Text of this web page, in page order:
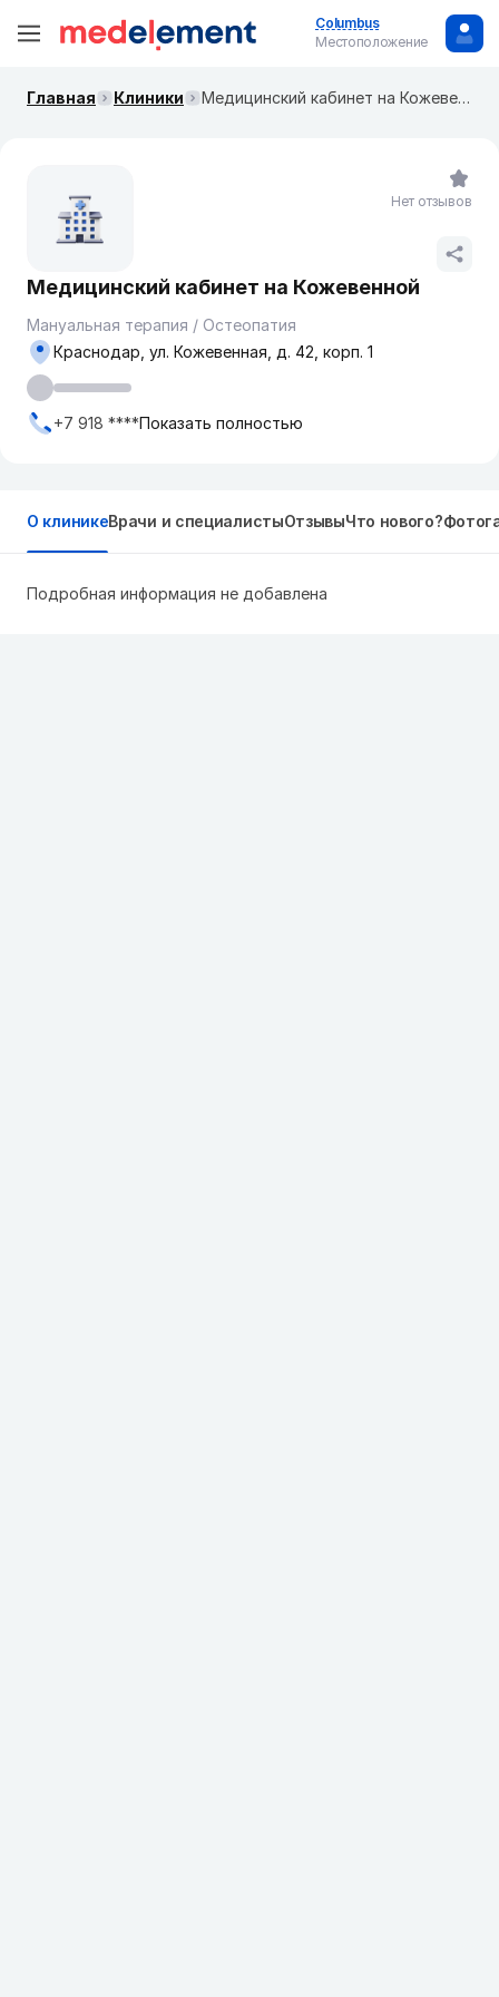
Columbus
Местоположение
Главная Клиники Медицинский кабинет на Кожевенной
Медицинский кабинет на Кожевенной
Мануальная терапия / Остеопатия
Краснодар, ул. Кожевенная, д. 42, корп. 1
+7 918 ****Показать полностью
Нет отзывов
О клиникеВрачи и специалистыОтзывыЧто нового?
Подробная информация не добавлена